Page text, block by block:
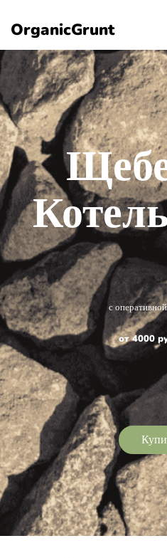
OrganicGrunt
с
от 4000